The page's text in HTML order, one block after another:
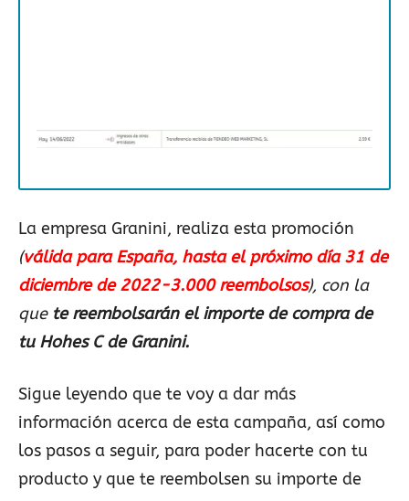
La empresa Granini, realiza esta promoción
(válida para España, hasta el próximo día 31 de
diciembre de 2022-3.000 reembolsos), con la
que te reembolsarán el importe de compra de
tu Hohes C de Granini.
Sigue leyendo que te voy a dar más
información acerca de esta campaña, así como
los pasos a seguir, para poder hacerte con tu
producto y que te reembolsen su importe de